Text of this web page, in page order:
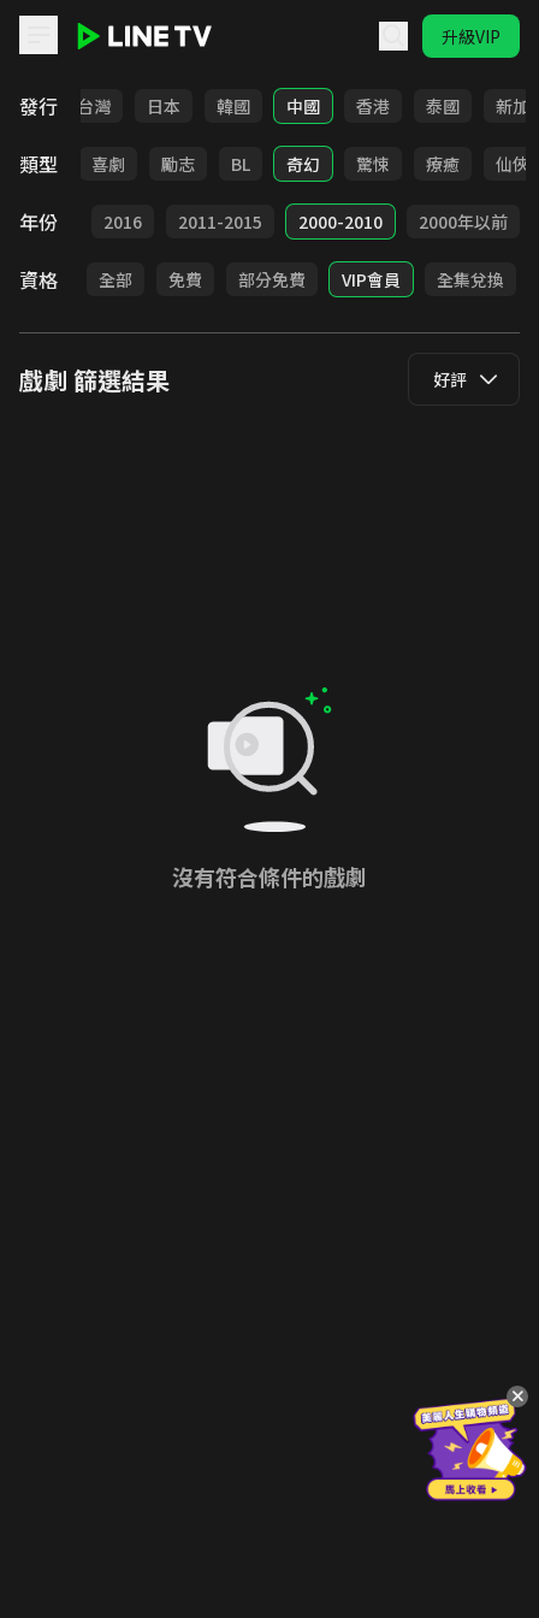
升級VIP
發行
全部 台灣 日本 韓國 中國 香港 泰國 新加
類型
懸疑 喜劇 勵志 BL 奇幻 驚悚 療癒 仙俠
年份
2017 2016 2011-2015 2000-2010 2000年以前
資格 全部 免費 部分免費 VIP會員 全集兌換
戲劇 篩選結果 好評
沒有符合條件的戲劇